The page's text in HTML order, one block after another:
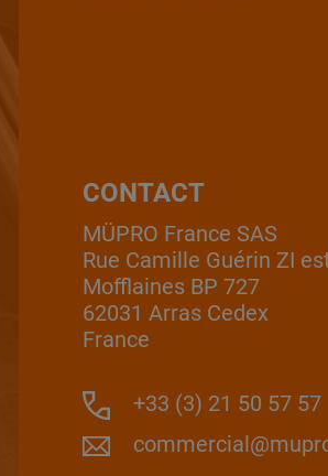
CONTACT
MÜPRO France SAS
Rue Camille Guérin ZI
Mofflaines BP 727
62031 Arras Cedex
France
+33 (3) 21 50 57 57